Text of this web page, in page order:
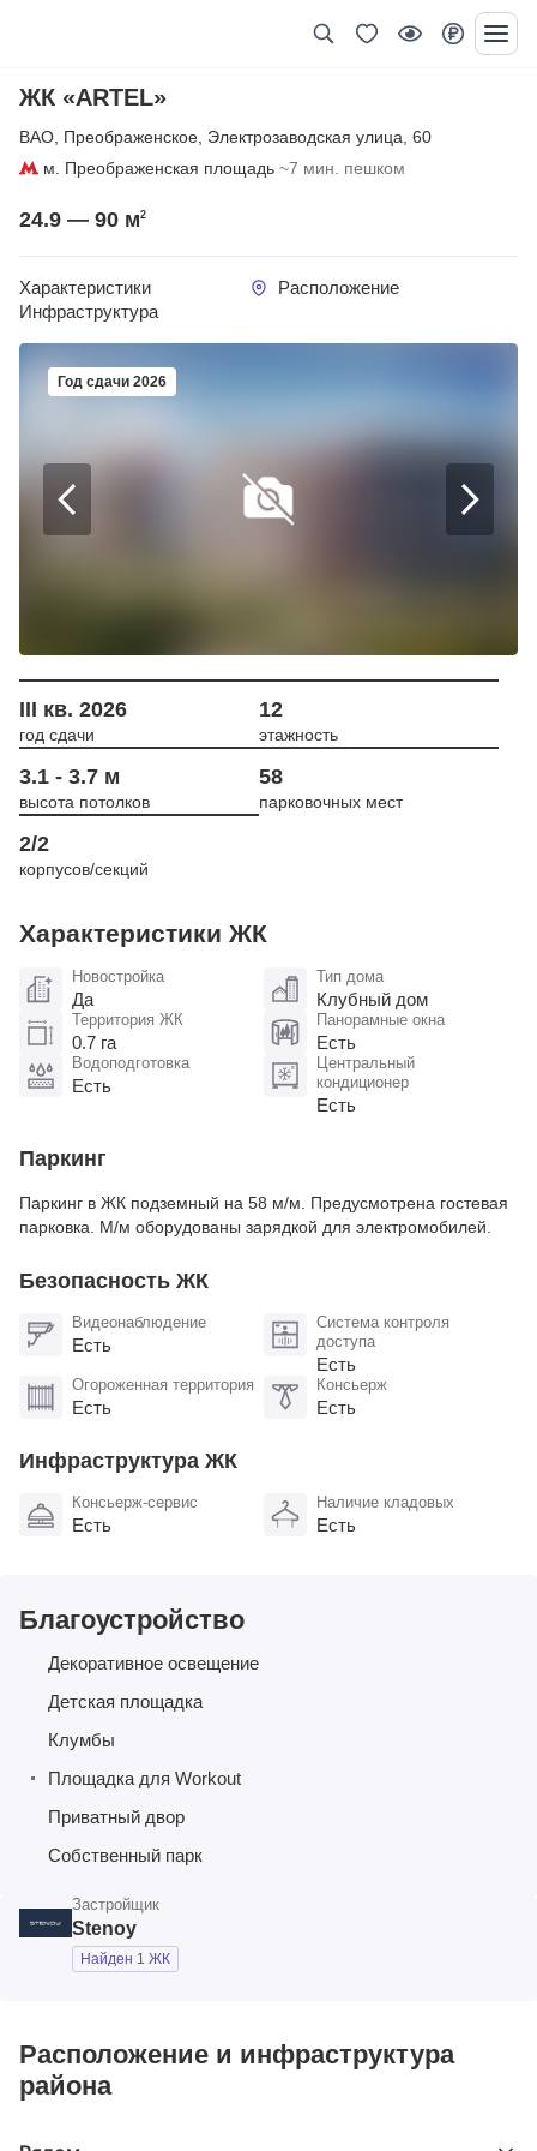
ЖК «ARTEL»
ВАО Преображенское Электрозаводская улица 60
м. Преображенская площадь ~7 мин. пешком
24.9 — 90 м2
Характеристики
Расположение
Инфраструктура
Год сдачи 2026
III кв. 2026
год сдачи
12
этажность
3.1 - 3.7 м
высота потолков
58
парковочных мест
2/2
корпусов/секций
Характеристики ЖК
Новостройка
Да
Тип дома
Клубный дом
Территория ЖК
0.7 га
Панорамные окна
Есть
Водоподготовка
Есть
Центральный
кондиционер
Есть
Паркинг
Паркинг в ЖК подземный на 58 м/м. Предусмотрена гостевая
парковка. М/м оборудованы зарядкой для электромобилей​.
Безопасность ЖК
Видеонаблюдение
Есть
Система контроля
доступа
Есть
Огороженная территория
Есть
Консьерж
Есть
Инфраструктура ЖК
Консьерж-сервис
Есть
Наличие кладовых
Есть
Благоустройство
Декоративное освещение
Детская площадка
Клумбы
Площадка для Workout
Приватный двор
Собственный парк
Застройщик
Stenoy
Найден 1 ЖК
Расположение и инфраструктура
района